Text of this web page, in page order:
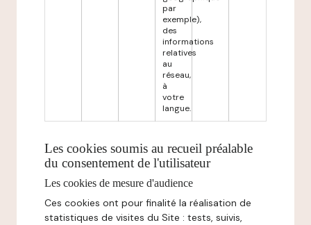
par
exemple),
des
informations
relatives
au
réseau,
à
votre
langue.
Les cookies soumis au recueil préalable
du consentement de l'utilisateur
Les cookies de mesure d'audience
Ces cookies ont pour finalité la réalisation de
statistiques de visites du Site : tests, suivis,